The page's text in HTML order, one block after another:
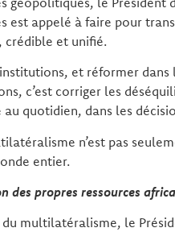
est appelé à faire pour
crédible et unifié.
et réformer dans
c’est corriger les
au quotidien, dans les
n’est pas
entier.
des propres ressources
multilatéralisme, le